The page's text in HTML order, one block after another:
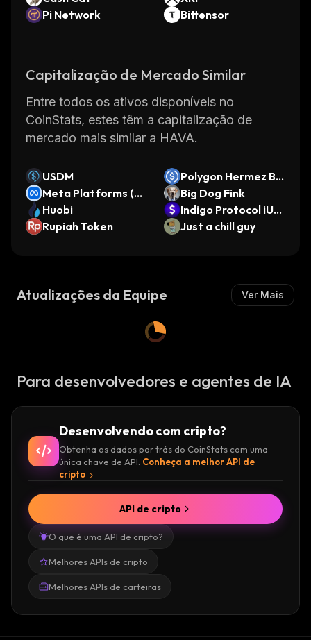
Pi Network
Bittensor
Capitalização de Mercado Similar
Entre todos os ativos disponíveis no
CoinStats, estes têm a capitalização de
mercado mais similar a HAVA.
USDM
Polygon Hermez Bri
dged USDC (X Laye
r)
Meta Platforms (O
ndo Tokenized Stoc
k)
Big Dog Fink
Huobi
Indigo Protocol iUS
D
Rupiah Token Just a chill guy
Atualizações da Equipe Ver Mais
Para desenvolvedores e agentes de IA
Desenvolvendo com cripto?
Obtenha os dados por trás do CoinStats com uma
única chave de API. Conheça a melhor API de
cripto
O que é uma API de cripto?
Melhores APIs de cripto
Melhores APIs de carteiras
API de cripto